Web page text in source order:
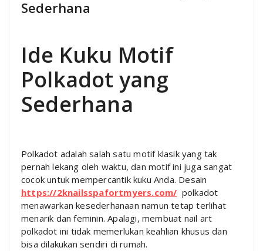
Sederhana
Ide Kuku Motif
Polkadot yang
Sederhana
Polkadot adalah salah satu motif klasik yang tak
pernah lekang oleh waktu, dan motif ini juga sangat
cocok untuk mempercantik kuku Anda. Desain
https://2knailsspafortmyers.com/ polkadot
menawarkan kesederhanaan namun tetap terlihat
menarik dan feminin. Apalagi, membuat nail art
polkadot ini tidak memerlukan keahlian khusus dan
bisa dilakukan sendiri di rumah.